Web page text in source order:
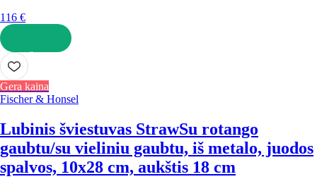
116 €
Į KREPŠELĮ
Gera kaina
Fischer & Honsel
Lubinis šviestuvas StrawSu rotango
gaubtu/su vieliniu gaubtu, iš metalo, juodos
spalvos, 10x28 cm, aukštis 18 cm